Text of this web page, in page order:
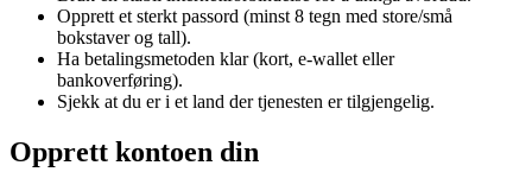
Opprett et sterkt passord (minst 8 tegn med store/små
bokstaver og tall).
Ha betalingsmetoden klar (kort, e-wallet eller
bankoverføring).
Sjekk at du er i et land der tjenesten er tilgjengelig.
Opprett kontoen din